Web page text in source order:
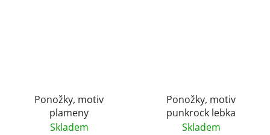
Ponožky, motiv
plameny
Skladem
Ponožky, motiv
punkrock lebka
Skladem